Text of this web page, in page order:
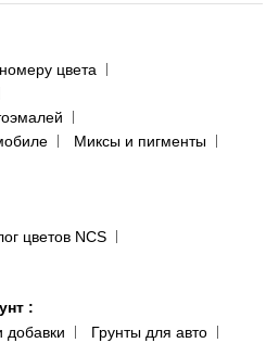
цвета
Миксы и пигменты
цветов NCS
:
добавки
Грунты для авто